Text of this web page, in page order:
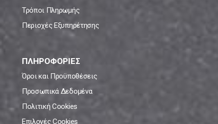
Τρόποι Πληρωμής
Περιοχές Εξυπηρέτησης
ΠΛΗΡΟΦΟΡΙΕΣ
Όροι και Προϋποθέσεις
Προσωπικά Δεδομένα
Πολιτική Cookies
Επιλογές Cookies